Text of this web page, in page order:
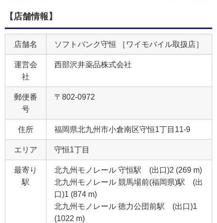
【店舗情報】
店舗名 ソフトバンク守恒 ［ワイモバイル取扱店］
運営会
社
西部沢井薬品株式会社
郵便番
号
〒802-0972
住所 福岡県北九州市小倉南区守恒1丁目11‐9
エリア 守恒1丁目
最寄り
駅
北九州モノレール 守恒駅 (出口)2 (269 m)
北九州モノレール 競馬場前(福岡県)駅 (出
口)1 (874 m)
北九州モノレール 徳力公団前駅 (出口)1
(1022 m)